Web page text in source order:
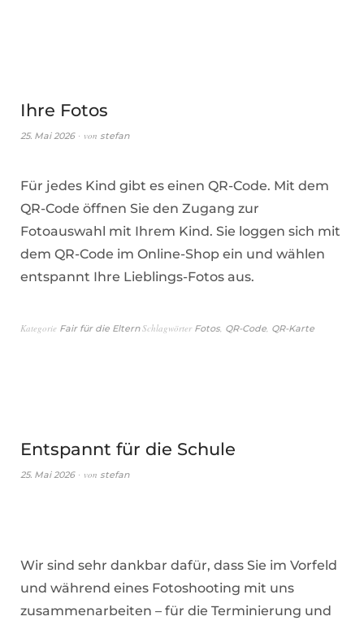
Ihre Fotos
25. Mai 2026 von stefan
Für jedes Kind gibt es einen QR-Code. Mit dem
QR-Code öffnen Sie den Zugang zur
Fotoauswahl mit Ihrem Kind. Sie loggen sich mit
dem QR-Code im Online-Shop ein und wählen
entspannt Ihre Lieblings-Fotos aus.
Kategorie Fair für die Eltern Schlagwörter Fotos, QR-Code, QR-Karte
Entspannt für die Schule
25. Mai 2026 von stefan
Wir sind sehr dankbar dafür, dass Sie im Vorfeld
und während eines Fotoshooting mit uns
zusammenarbeiten – für die Terminierung und